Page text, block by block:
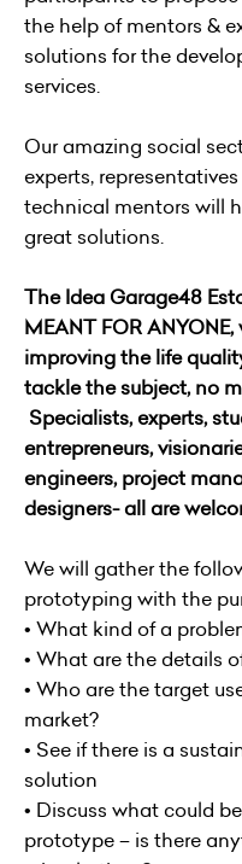
the help of mentors &
solutions for the
services.
Our amazing social
experts,
technical mentors will
great solutions.
The Idea Garage48
MEANT FOR
improving the life
tackle the subject, no
Specialists, experts,
entrepreneurs,
engineers, project
designers- all are
We will gather the
prototyping with the
• What kind of a
• What are the details
• Who are the target
market?
• See if there is a
solution
• Discuss what could
prototype – is there